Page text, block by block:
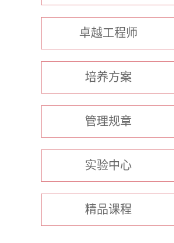
卓越工程师
培养方案
管理规章
实验中心
精品课程